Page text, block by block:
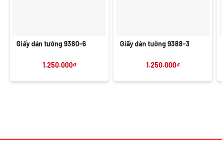
Giấy dán tường 9380-6
1.250.000₫
Giấy dán tường 9388-3
1.250.000₫